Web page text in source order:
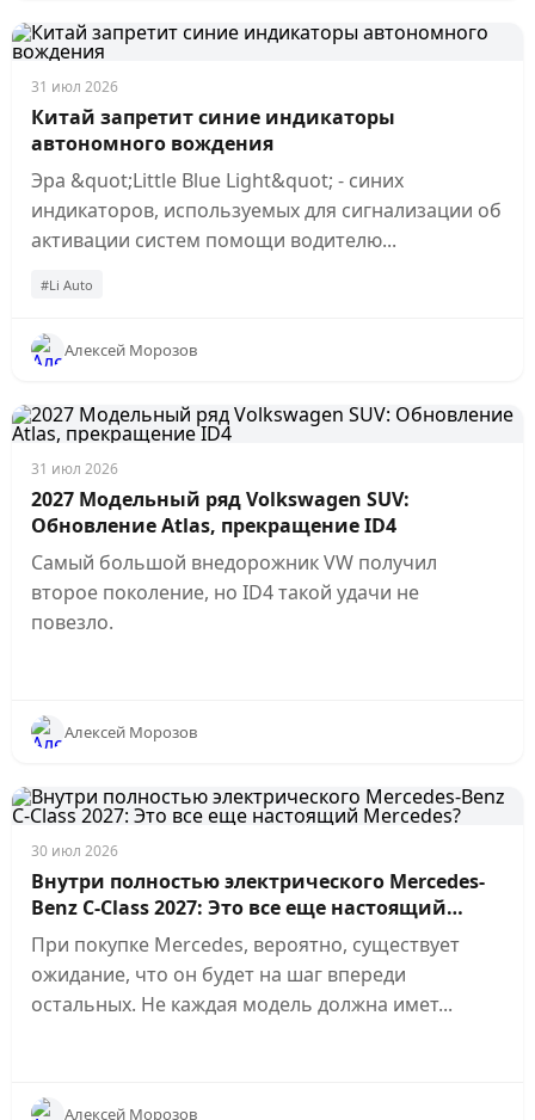
31 июл 2026
Китай запретит синие индикаторы
автономного вождения
Эра &quot;Little Blue Light&quot; - синих
индикаторов, используемых для сигнализации об
активации систем помощи водителю...
#Li Auto
Алексей Морозов
31 июл 2026
2027 Модельный ряд Volkswagen SUV:
Обновление Atlas, прекращение ID4
Самый большой внедорожник VW получил
второе поколение, но ID4 такой удачи не
повезло.
Алексей Морозов
30 июл 2026
Внутри полностью электрического Mercedes-
Benz C-Class 2027: Это все еще настоящий
Mercedes?
При покупке Mercedes, вероятно, существует
ожидание, что он будет на шаг впереди
остальных. Не каждая модель должна имет...
Алексей Морозов